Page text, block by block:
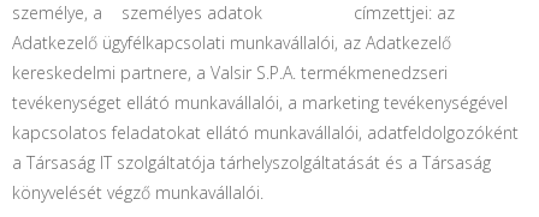
személye, a személyes adatok címzettjei: az
Adatkezelő ügyfélkapcsolati munkavállalói, az Adatkezelő
kereskedelmi partnere, a Valsir S.P.A. termékmenedzseri
tevékenységet ellátó munkavállalói, a marketing tevékenységével
kapcsolatos feladatokat ellátó munkavállalói, adatfeldolgozóként
a Társaság IT szolgáltatója tárhelyszolgáltatását és a Társaság
könyvelését végző munkavállalói.